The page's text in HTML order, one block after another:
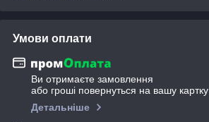
Умови оплати
Ви отримаєте замовлення
або гроші повернуться на вашу картку
Детальніше